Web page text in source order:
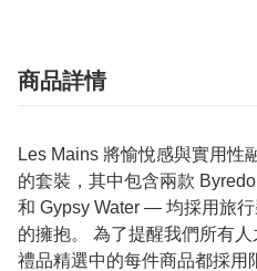
商品詳情
Les Mains 將愉悅感與實用性
的套裝，其中包含兩款
和 Gypsy Water — 均採用旅
的擁抱。 為了提醒我們所有
禮品精選中的每件商品都採用